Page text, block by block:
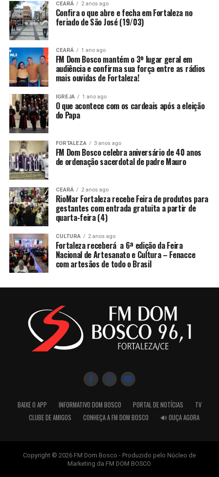
CEARÁ 2 anos ago
Confira o que abre e fecha em Fortaleza no
feriado de São José (19/03)
CEARÁ 1 ano ago
FM Dom Bosco mantém o 3º lugar geral em
audiência e confirma sua força entre as rádios
mais ouvidas de Fortaleza!
IGREJA 1 ano ago
O que acontece com os cardeais após a eleição
do Papa
FORTALEZA 3 anos ago
FM Dom Bosco celebra aniversário de 40 anos
de ordenação sacerdotal de padre Mauro
CEARÁ 2 anos ago
RioMar Fortaleza recebe Feira de produtos para
gestantes com entrada gratuita a partir de
quarta-feira (4)
CULTURA 2 anos ago
Fortaleza receberá a 6ª edição da Feira
Nacional de Artesanato e Cultura – Fenacce
com artesãos de todo o Brasil
BAIXE O APP INFORMATIVO DOM BOSCO PORTAL DE NOTÍCIAS
TV
CLUBE DE AMIGOS
CONHEÇA A FM DOM BOSCO 🔊 OUÇA AGORA
Copyright © 2026 FM Dom Bosco - Produzido pelo Núcleo de
Marketing da FM DOM BOSCO